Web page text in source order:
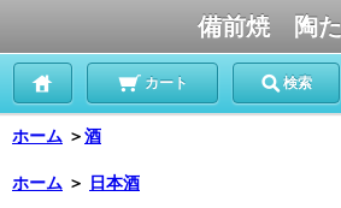
備前焼 陶た
カート 検索
ホーム ＞酒
ホーム ＞ 日本酒